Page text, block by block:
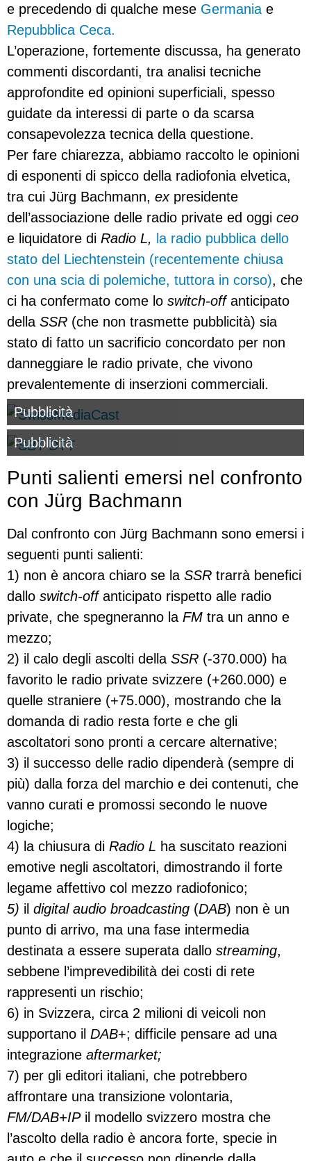
e precedendo di qualche mese Germania e
Repubblica Ceca.
L’operazione, fortemente discussa, ha generato
commenti discordanti, tra analisi tecniche
approfondite ed opinioni superficiali, spesso
guidate da interessi di parte o da scarsa
consapevolezza tecnica della questione.
Per fare chiarezza, abbiamo raccolto le opinioni
di esponenti di spicco della radiofonia elvetica,
tra cui Jürg Bachmann, expresidente
dell’associazione delle radio private ed oggi ceo
e liquidatore di Radio L, la radio pubblica dello
stato del Liechtenstein (recentemente chiusa
con una scia di polemiche, tuttora in corso), che
ci ha confermato come lo switch-offanticipato
della SSR (che non trasmette pubblicità) sia
stato di fatto un sacrificio concordato per non
danneggiare le radio private, che vivono
prevalentemente di inserzioni commerciali.
Pubblicità
Pubblicità
Punti salienti emersi nel confronto
con Jürg Bachmann
Dal confronto con Jürg Bachmann sono emersi i
seguenti punti salienti:
1) non è ancora chiaro se la SSR trarrà benefici
dallo switch-offanticipato rispetto alle radio
private, che spegneranno la FM tra un anno e
mezzo;
2) il calo degli ascolti della SSR (-370.000) ha
favorito le radio private svizzere (+260.000) e
quelle straniere (+75.000), mostrando che la
domanda di radio resta forte e che gli
ascoltatori sono pronti a cercare alternative;
3) il successo delle radio dipenderà (sempre di
più) dalla forza del marchio e dei contenuti, che
vanno curati e promossi secondo le nuove
logiche;
4) la chiusura di Radio L ha suscitato reazioni
emotive negli ascoltatori, dimostrando il forte
legame affettivo col mezzo radiofonico;
5) il digital audio broadcasting (DAB) non è un
punto di arrivo, ma una fase intermedia
destinata a essere superata dallo streaming,
sebbene l’imprevedibilità dei costi di rete
rappresenti un rischio;
6) in Svizzera, circa 2 milioni di veicoli non
supportano il DAB+; difficile pensare ad una
integrazione aftermarket;
7) per gli editori italiani, che potrebbero
affrontare una transizione volontaria,
FM/DAB+IPil modello svizzero mostra che
l’ascolto della radio è ancora forte, specie in